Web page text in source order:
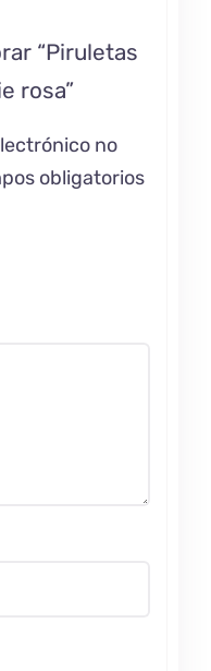
“Piruletas
rosa”
no
obligatorios